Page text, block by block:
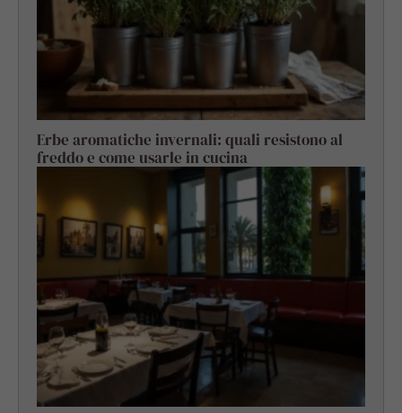
Erbe aromatiche invernali: quali resistono al
freddo e come usarle in cucina